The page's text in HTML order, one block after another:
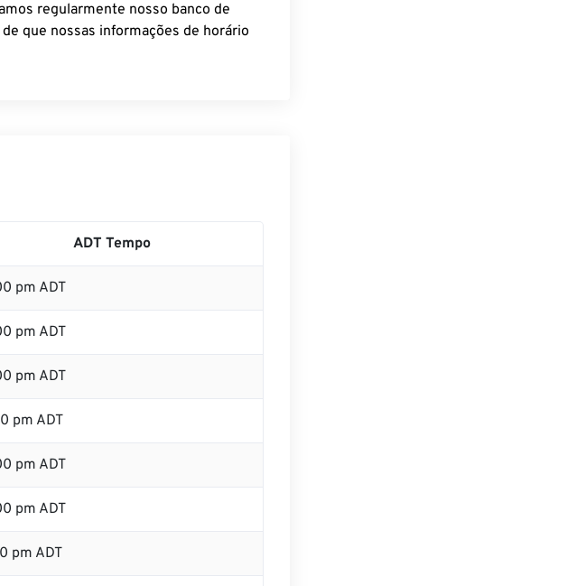
regularmente nosso banco de
que nossas informações de horário
ADT Tempo
pm ADT
pm ADT
pm ADT
pm ADT
pm ADT
pm ADT
pm ADT